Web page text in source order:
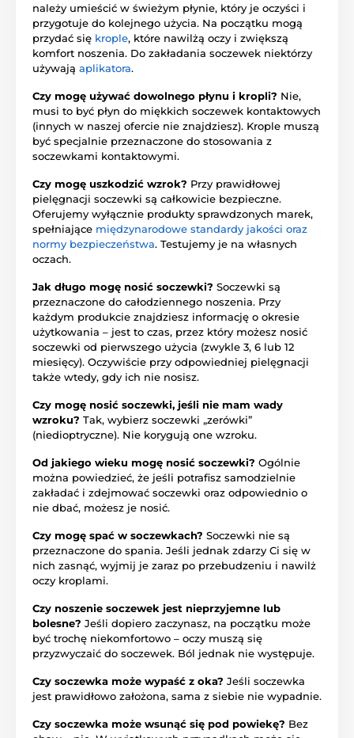
należy umieścić w świeżym płynie, który je oczyści i
przygotuje do kolejnego użycia. Na początku mogą
przydać się krople, które nawilżą oczy i zwiększą
komfort noszenia. Do zakładania soczewek niektórzy
używają aplikatora.
Czy mogę używać dowolnego płynu i kropli? Nie,
musi to być płyn do miękkich soczewek kontaktowych
(innych w naszej ofercie nie znajdziesz). Krople muszą
być specjalnie przeznaczone do stosowania z
soczewkami kontaktowymi.
Czy mogę uszkodzić wzrok? Przy prawidłowej
pielęgnacji soczewki są całkowicie bezpieczne.
Oferujemy wyłącznie produkty sprawdzonych marek,
spełniające międzynarodowe standardy jakości oraz
normy bezpieczeństwa. Testujemy je na własnych
oczach.
Jak długo mogę nosić soczewki? Soczewki są
przeznaczone do całodziennego noszenia. Przy
każdym produkcie znajdziesz informację o okresie
użytkowania – jest to czas, przez który możesz nosić
soczewki od pierwszego użycia (zwykle 3, 6 lub 12
miesięcy). Oczywiście przy odpowiedniej pielęgnacji
także wtedy, gdy ich nie nosisz.
Czy mogę nosić soczewki, jeśli nie mam wady
wzroku? Tak, wybierz soczewki „zerówki”
(niedioptryczne). Nie korygują one wzroku.
Od jakiego wieku mogę nosić soczewki? Ogólnie
można powiedzieć, że jeśli potrafisz samodzielnie
zakładać i zdejmować soczewki oraz odpowiednio o
nie dbać, możesz je nosić.
Czy mogę spać w soczewkach? Soczewki nie są
przeznaczone do spania. Jeśli jednak zdarzy Ci się w
nich zasnąć, wyjmij je zaraz po przebudzeniu i nawilż
oczy kroplami.
Czy noszenie soczewek jest nieprzyjemne lub
bolesne? Jeśli dopiero zaczynasz, na początku może
być trochę niekomfortowo – oczy muszą się
przyzwyczaić do soczewek. Ból jednak nie występuje.
Czy soczewka może wypaść z oka? Jeśli soczewka
jest prawidłowo założona, sama z siebie nie wypadnie.
Czy soczewka może wsunąć się pod powiekę? Bez